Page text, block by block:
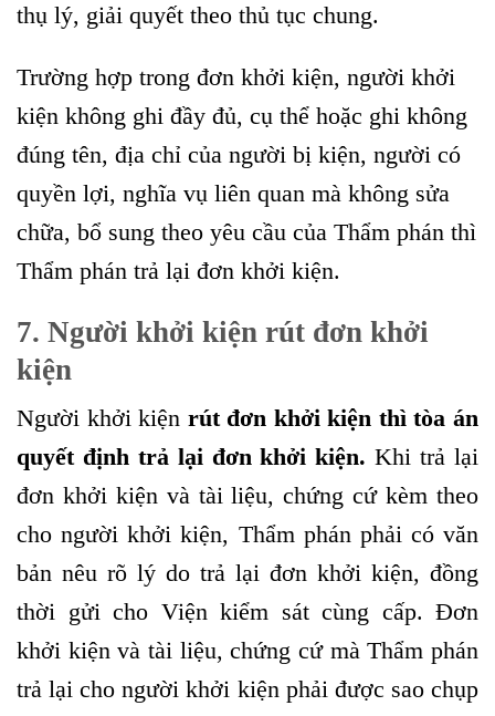
thụ lý, giải quyết theo thủ tục chung.
Trường hợp trong đơn khởi kiện, người khởi
kiện không ghi đầy đủ, cụ thể hoặc ghi không
đúng tên, địa chỉ của người bị kiện, người có
quyền lợi, nghĩa vụ liên quan mà không sửa
chữa, bổ sung theo yêu cầu của Thẩm phán thì
Thẩm phán trả lại đơn khởi kiện.
7. Người khởi kiện rút đơn khởi
kiện
Người khởi kiện rút đơn khởi kiện thì tòa án
quyết định trả lại đơn khởi kiện. Khi trả lại
đơn khởi kiện và tài liệu, chứng cứ kèm theo
cho người khởi kiện, Thẩm phán phải có văn
bản nêu rõ lý do trả lại đơn khởi kiện, đồng
thời gửi cho Viện kiểm sát cùng cấp. Đơn
khởi kiện và tài liệu, chứng cứ mà Thẩm phán
trả lại cho người khởi kiện phải được sao chụp